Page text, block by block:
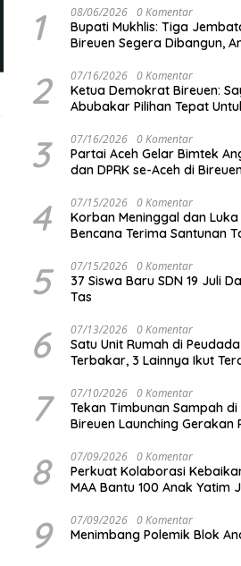
1 08/06/2026 0 Komentar
Bupati Mukhlis: Tiga
Bireuen Segera Dibangun,
2 07/16/2026 0 Komentar
Ketua Demokrat Bireuen:
Abubakar Pilihan Tepat
3 07/16/2026 0 Komentar
Partai Aceh Gelar Bimtek
dan DPRK se-Aceh di
4 07/15/2026 0 Komentar
Korban Meninggal dan
Bencana Terima Santunan
5 07/15/2026 0 Komentar
37 Siswa Baru SDN 19 Juli
Tas
6 07/13/2026 0 Komentar
Satu Unit Rumah di
Terbakar, 3 Lainnya Ikut
7 07/10/2026 0 Komentar
Tekan Timbunan Sampah di
Bireuen Launching Gerakan
8 07/09/2026 0 Komentar
Perkuat Kolaborasi
MAA Bantu 100 Anak Yatim
9 07/09/2026 0 Komentar
Menimbang Polemik Blok